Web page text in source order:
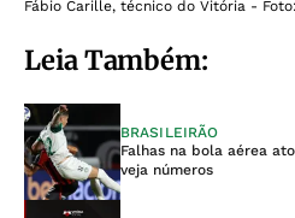
Fábio Carille, técnico do Vitória -
Leia Também:
BRASILEIRÃO
Falhas na bola aérea
veja números